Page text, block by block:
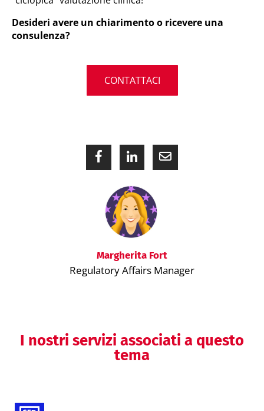
Desideri avere un chiarimento o ricevere una
consulenza?
CONTATTACI
Margherita Fort
Regulatory Affairs Manager
I nostri servizi associati a questo
tema